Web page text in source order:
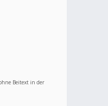
Beitext in der